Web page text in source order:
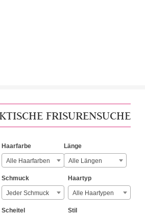
FRISURENSUCHE
Haarfarbe
Alle Haarfarben
Länge
Alle Längen
Schmuck
Jeder Schmuck
Haartyp
Alle Haartypen
Scheitel Stil